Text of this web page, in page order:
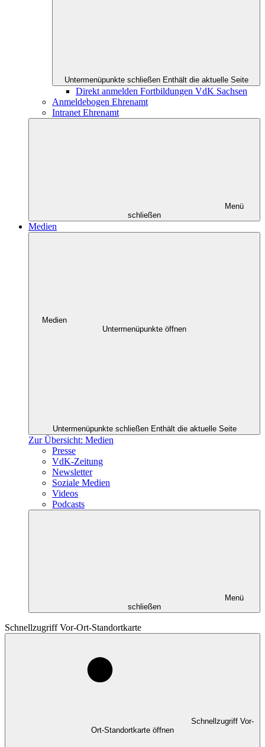
Untermenüpunkte schließen Enthält die aktuelle Seite
Direkt anmelden Fortbildungen VdK Sachsen
Anmeldebogen Ehrenamt
Intranet Ehrenamt
Menü
schließen
Medien
Medien
Untermenüpunkte öffnen
Untermenüpunkte schließen Enthält die aktuelle Seite
Zur Übersicht: Medien
Presse
VdK-Zeitung
Newsletter
Soziale Medien
Videos
Podcasts
Menü
schließen
Schnellzugriff Vor-Ort-Standortkarte
Schnellzugriff Vor-
Ort-Standortkarte öffnen